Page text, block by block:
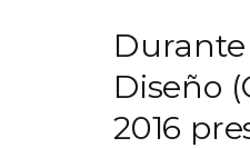
Durante
Diseño
2016